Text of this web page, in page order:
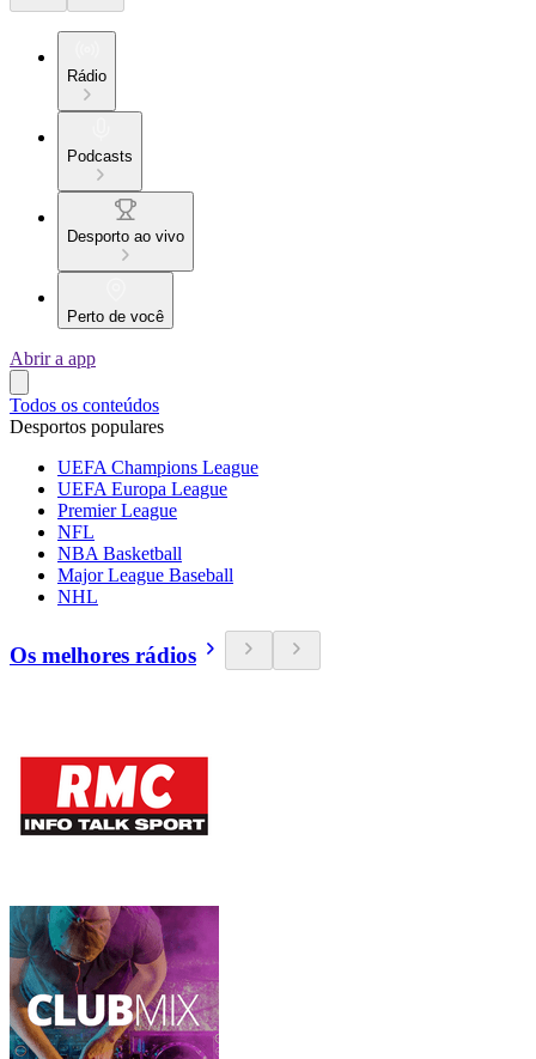
Rádio
Podcasts
Desporto ao vivo
Perto de você
Abrir a app
Todos os conteúdos
Desportos populares
UEFA Champions League
UEFA Europa League
Premier League
NFL
NBA Basketball
Major League Baseball
NHL
Os melhores rádios